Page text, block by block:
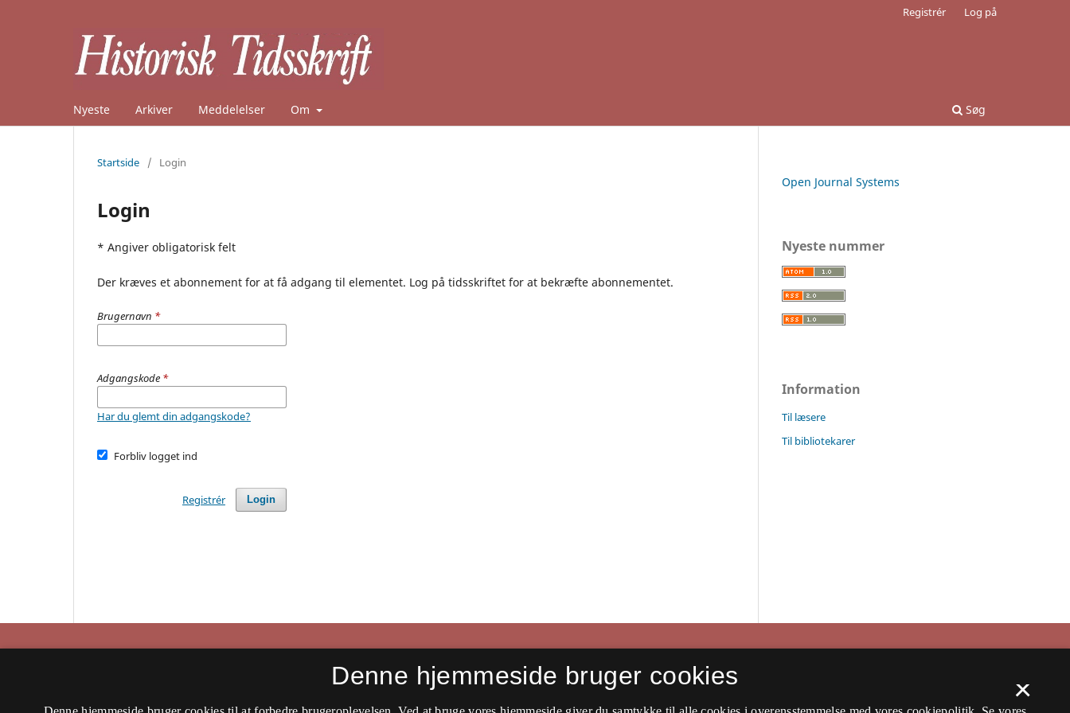
Nyeste Arkiver Meddelelser Om Søg
Registrér Log på
Startside / Login
Login
* Angiver obligatorisk felt
Der kræves et abonnement for at få adgang til elementet. Log på tidsskriftet for at bekræfte abonnementet.
Brugernavn *
Adgangskode *
Har du glemt din adgangskode?
Forbliv logget ind
Login
Registrér
Open Journal Systems
Nyeste nummer
Information
Til læsere
Til bibliotekarer
×
Denne hjemmeside bruger cookies